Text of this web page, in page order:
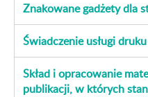
Znakowane gadżety dla
Świadczenie usługi
Skład i opracowanie
publikacji, w których